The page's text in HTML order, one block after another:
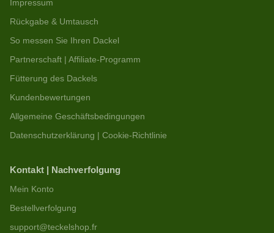
Impressum
Rückgabe & Umtausch
So messen Sie Ihren Dackel
Partnerschaft | Affiliate-Programm
Fütterung des Dackels
Kundenbewertungen
Allgemeine Geschäftsbedingungen
Datenschutzerklärung | Cookie-Richtlinie
Kontakt | Nachverfolgung
Mein Konto
Bestellverfolgung
support@teckelshop.fr